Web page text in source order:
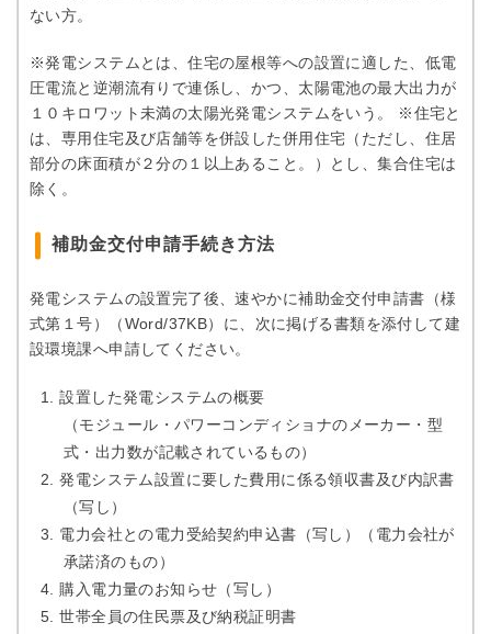
ない方。
※発電システムとは、住宅の屋根等への設置に適した、低電
圧電流と逆潮流有りで連係し、かつ、太陽電池の最大出力が
１０キロワット未満の太陽光発電システムをいう。 ※住宅と
は、専用住宅及び店舗等を併設した併用住宅（ただし、住居
部分の床面積が２分の１以上あること。）とし、集合住宅は
除く。
補助金交付申請手続き方法
発電システムの設置完了後、速やかに補助金交付申請書（様
式第１号）（Word/37KB）に、次に掲げる書類を添付して建
設環境課へ申請してください。
設置した発電システムの概要
（モジュール・パワーコンディショナのメーカー・型
式・出力数が記載されているもの）
発電システム設置に要した費用に係る領収書及び内訳書
（写し）
電力会社との電力受給契約申込書（写し）（電力会社が
承諾済のもの）
購入電力量のお知らせ（写し）
世帯全員の住民票及び納税証明書